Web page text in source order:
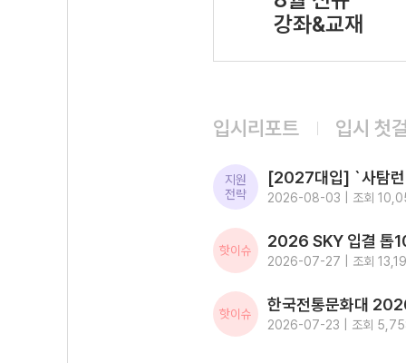
강좌&교재
입시리포트 입시 첫
지원
전략
2026-08-03 | 조회
핫이슈
2026-07-27 | 조회
핫이슈
2026-07-23 | 조회